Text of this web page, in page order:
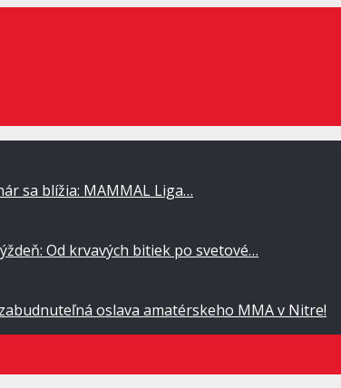
sa blížia: MAMMAL Liga…
Od krvavých bitiek po svetové…
oslava amatérskeho MMA v Nitre!